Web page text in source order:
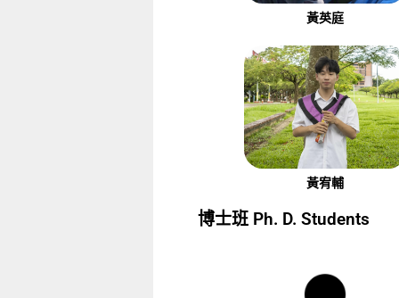
黃英庭
黃宥輔
博士班 Ph. D. Students